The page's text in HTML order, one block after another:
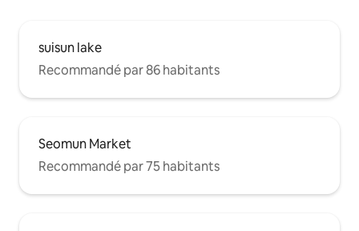
suisun lake
Recommandé par 86 habitants
Seomun Market
Recommandé par 75 habitants